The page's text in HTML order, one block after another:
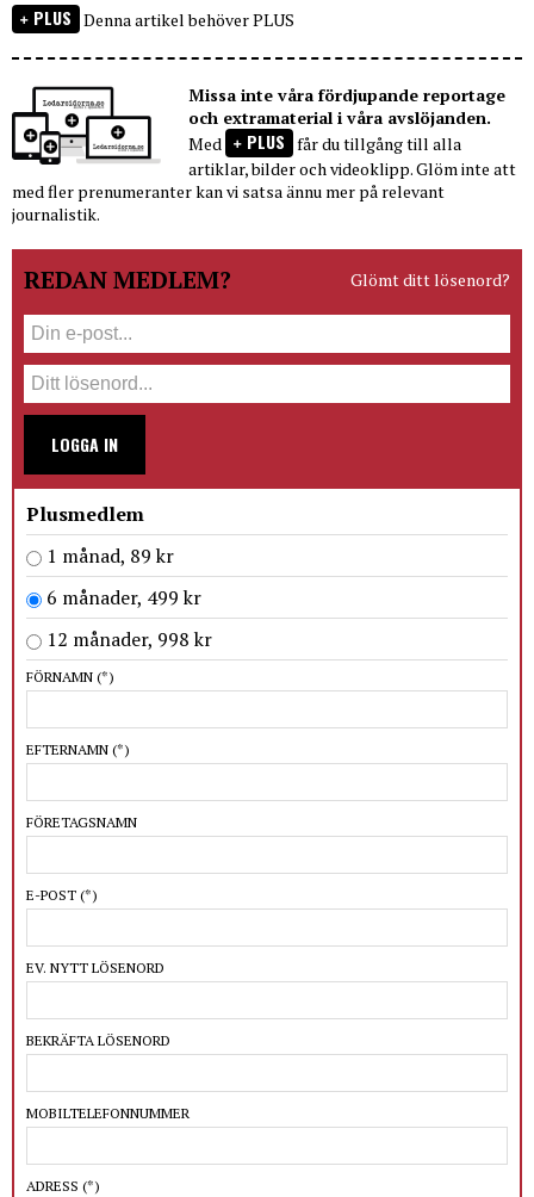
PLUS Denna artikel behöver PLUS
Missa inte våra fördjupande reportage
och extramaterial i våra avslöjanden.
Med
PLUS får du tillgång till alla
artiklar, bilder och videoklipp. Glöm inte att
med fler prenumeranter kan vi satsa ännu mer på relevant
journalistik.
REDAN MEDLEM? Glömt ditt lösenord?
LOGGA IN
Plusmedlem
1 månad, 89 kr
6 månader, 499 kr
12 månader, 998 kr
FÖRNAMN (*)
EFTERNAMN (*)
FÖRETAGSNAMN
E-POST (*)
EV. NYTT LÖSENORD
BEKRÄFTA LÖSENORD
MOBILTELEFONNUMMER
ADRESS (*)